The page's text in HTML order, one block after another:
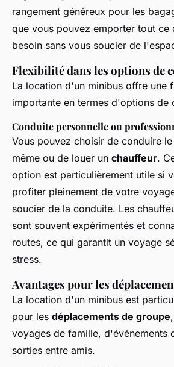
rangement généreux pour les
que vous pouvez emporter tout ce
besoin sans vous soucier de
Flexibilité dans les options de
La location d'un minibus offre une
importante en termes d'options de
Conduite personnelle ou
Vous pouvez choisir de conduire
même ou de louer un chauffeur.
option est particulièrement utile si
profiter pleinement de votre
soucier de la conduite. Les
sont souvent expérimentés et
routes, ce qui garantit un voyage
stress.
Avantages pour les
La location d'un minibus est
pour les déplacements de groupe
voyages de famille, d'événements
sorties entre amis.